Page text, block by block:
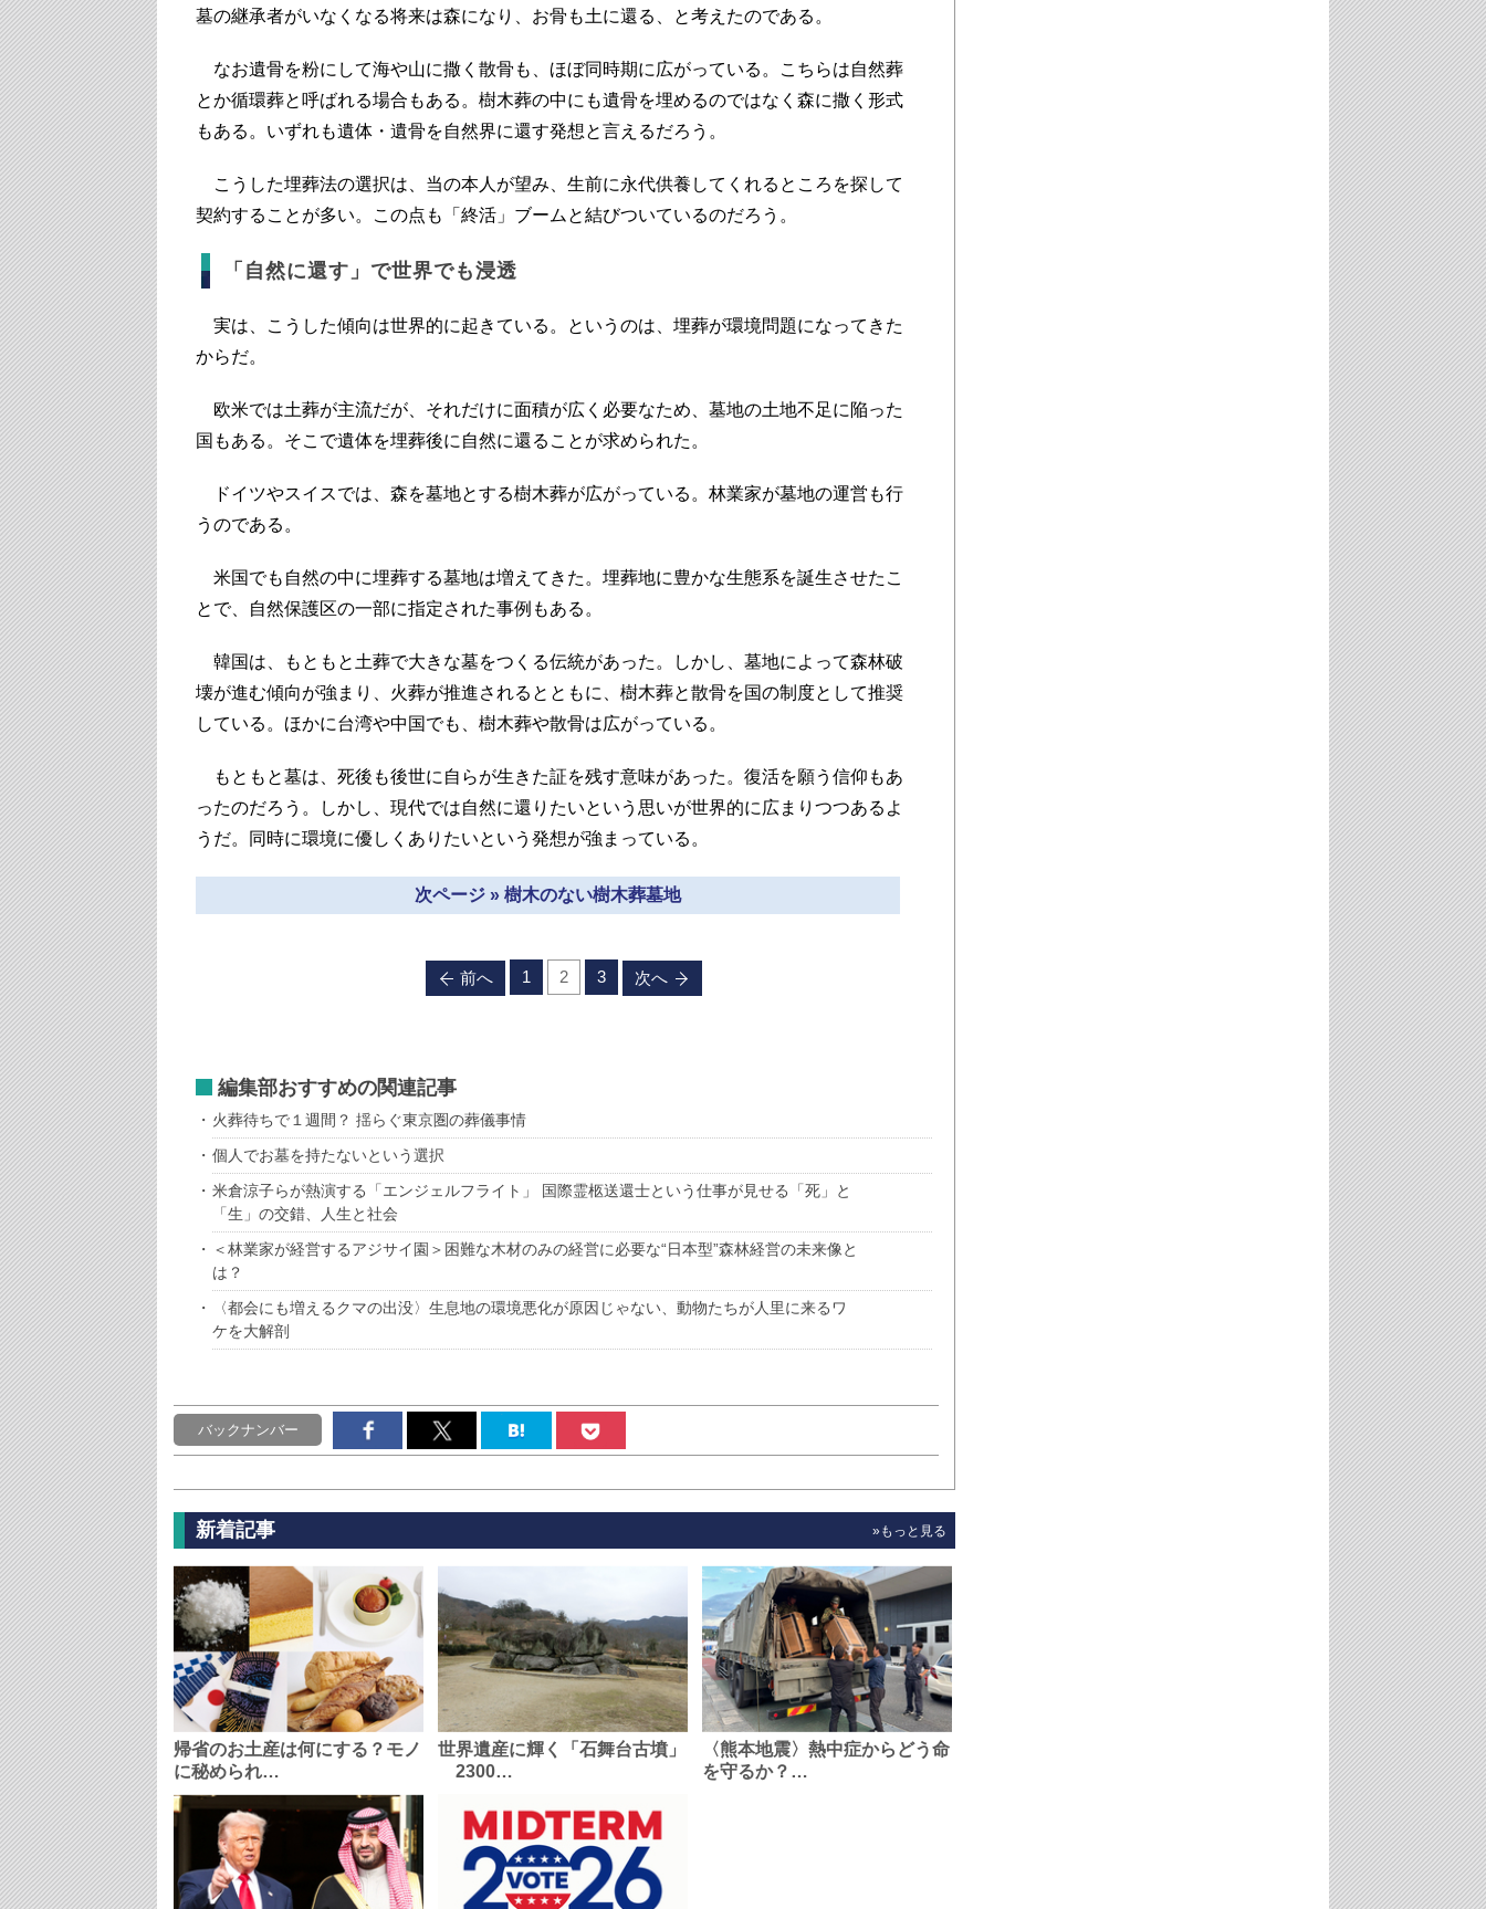
墓の継承者がいなくなる将来は森になり、お骨も土に還る、と考えたのである。
なお遺骨を粉にして海や山に撒く散骨も、ほぼ同時期に広がっている。こちらは自然葬
とか循環葬と呼ばれる場合もある。樹木葬の中にも遺骨を埋めるのではなく森に撒く形式
もある。いずれも遺体・遺骨を自然界に還す発想と言えるだろう。
こうした埋葬法の選択は、当の本人が望み、生前に永代供養してくれるところを探して
契約することが多い。この点も「終活」ブームと結びついているのだろう。
「自然に還す」で世界でも浸透
実は、こうした傾向は世界的に起きている。というのは、埋葬が環境問題になってきた
からだ。
欧米では土葬が主流だが、それだけに面積が広く必要なため、墓地の土地不足に陥った
国もある。そこで遺体を埋葬後に自然に還ることが求められた。
ドイツやスイスでは、森を墓地とする樹木葬が広がっている。林業家が墓地の運営も行
うのである。
米国でも自然の中に埋葬する墓地は増えてきた。埋葬地に豊かな生態系を誕生させたこ
とで、自然保護区の一部に指定された事例もある。
韓国は、もともと土葬で大きな墓をつくる伝統があった。しかし、墓地によって森林破
壊が進む傾向が強まり、火葬が推進されるとともに、樹木葬と散骨を国の制度として推奨
している。ほかに台湾や中国でも、樹木葬や散骨は広がっている。
もともと墓は、死後も後世に自らが生きた証を残す意味があった。復活を願う信仰もあ
ったのだろう。しかし、現代では自然に還りたいという思いが世界的に広まりつつあるよ
うだ。同時に環境に優しくありたいという発想が強まっている。
次ページ » 樹木のない樹木葬墓地
前へ 1 2 3 次へ
編集部おすすめの関連記事
火葬待ちで１週間？ 揺らぐ東京圏の葬儀事情
個人でお墓を持たないという選択
米倉涼子らが熱演する「エンジェルフライト」 国際霊柩送還士という仕事が見せる「死」と
「生」の交錯、人生と社会
＜林業家が経営するアジサイ園＞困難な木材のみの経営に必要な“日本型”森林経営の未来像と
は？
〈都会にも増えるクマの出没〉生息地の環境悪化が原因じゃない、動物たちが人里に来るワ
ケを大解剖
バックナンバー
新着記事 »もっと見る
帰省のお土産は何にする？モノ
に秘められ…
世界遺産に輝く「石舞台古墳」
2300…
〈熊本地震〉熱中症からどう命
を守るか？…